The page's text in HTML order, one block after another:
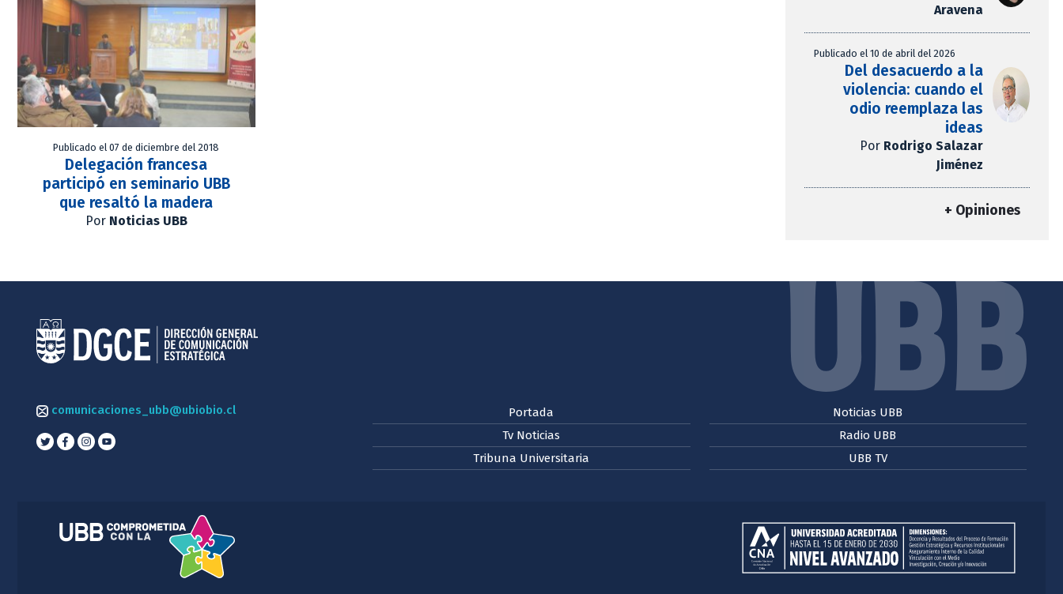
Publicado el 07 de diciembre del 2018
Delegación francesa
participó en seminario UBB
que resaltó la madera
Por Noticias UBB
Aravena
Publicado el 10 de abril del 2026
Del desacuerdo a la
violencia: cuando el
odio reemplaza las
ideas
Por Rodrigo Salazar
Jiménez
+ Opiniones
comunicaciones_ubb@ubiobio.cl
Portada
Tv Noticias
Tribuna Universitaria
Noticias UBB
Radio UBB
UBB TV